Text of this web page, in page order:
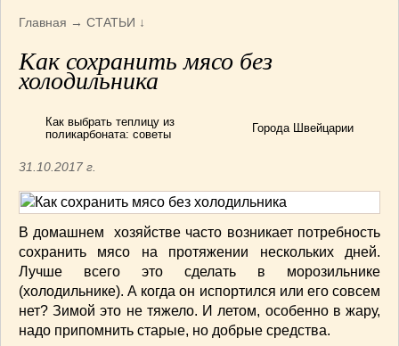
Армянская (4)
Грузинская(10)
Индийская(9)
Итальянская(14)
Румынская кухня(5)
(14)
Швейцарская (6)
ПЕРВЫЕ БЛЮДА(56)
ПОСТНЫЕ БЛЮДА(52)
САЛАТИКИ(132)
Мясные(33)
Главная → СТАТЬИ ↓
Как сохранить мясо без
холодильника
Как выбрать теплицу из
поликарбоната: советы
Города Швейцарии
31.10.2017 г.
В домашнем хозяйстве часто возникает потребность
сохранить мясо на протяжении нескольких дней.
Лучше всего это сделать в морозильнике
(холодильнике). А когда он испортился или его совсем
нет? Зимой это не тяжело. И летом, особенно в жару,
надо припомнить старые, но добрые средства.